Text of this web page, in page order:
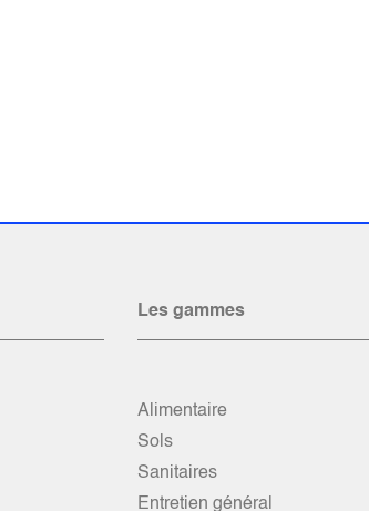
Les gammes
Alimentaire
Sols
Sanitaires
Entretien général